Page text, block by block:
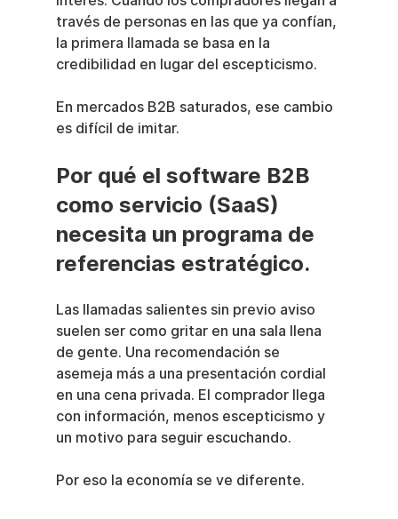
través de personas en las que ya confían,
la primera llamada se basa en la
credibilidad en lugar del escepticismo.
En mercados B2B saturados, ese cambio
es difícil de imitar.
Por qué el software B2B
como servicio (SaaS)
necesita un programa de
referencias estratégico.
Las llamadas salientes sin previo aviso
suelen ser como gritar en una sala llena
de gente. Una recomendación se
asemeja más a una presentación cordial
en una cena privada. El comprador llega
con información, menos escepticismo y
un motivo para seguir escuchando.
Por eso la economía se ve diferente.